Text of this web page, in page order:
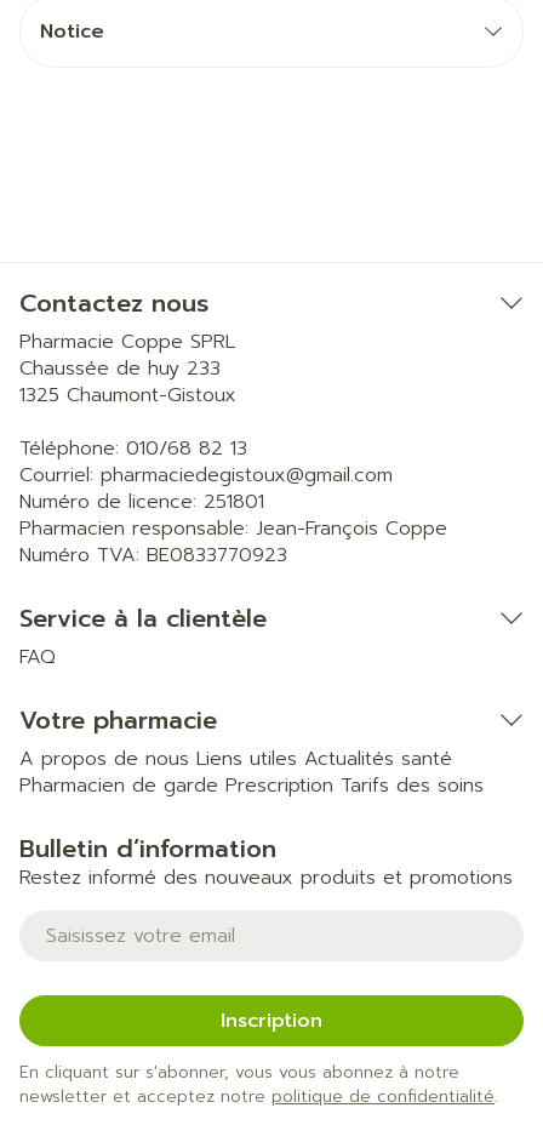
Notice
Contactez nous
Pharmacie Coppe SPRL
Chaussée de huy 233
1325 Chaumont-Gistoux
Téléphone: 010/68 82 13
Courriel: pharmaciedegistoux@gmail.com
Numéro de licence: 251801
Pharmacien responsable: Jean-François Coppe
Numéro TVA: BE0833770923
Service à la clientèle
FAQ
Votre pharmacie
A propos de nous Liens utiles Actualités santé
Pharmacien de garde Prescription Tarifs des soins
Bulletin d’information
Restez informé des nouveaux produits et promotions
Adresse mail
Inscription
En cliquant sur s'abonner, vous vous abonnez à notre
newsletter et acceptez notre politique de confidentialité.